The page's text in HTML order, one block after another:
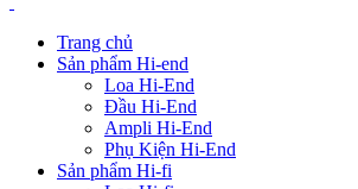
Trang chủ
Sản phẩm Hi-end
Loa Hi-End
Đầu Hi-End
Ampli Hi-End
Phụ Kiện Hi-End
Sản phẩm Hi-fi